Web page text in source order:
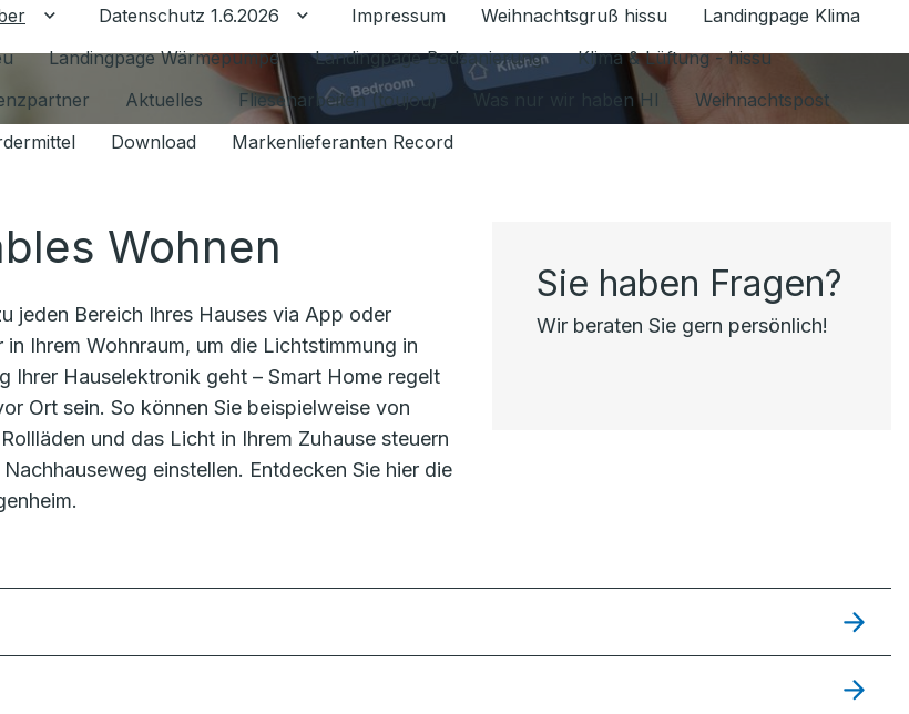
Untermenü für Ratgeber umschalten
Datenschutz 1.6.2026 Untermenü für Datenschutz 1.6.2026 umschalten
Impressum Weihnachtsgruß hissu
Landingpage Klima
Landingpage Wärmepumpe Landingpage Badsanierung
Klima & Lüftung - hissu
Aktuelles Fliesenarbeiten (toujou) Was nur wir haben HI
Weihnachtspost
Download Markenlieferanten Record
Wohnen
jeden Bereich Ihres Hauses via App oder
Ihrem Wohnraum, um die Lichtstimmung in
Ihrer Hauselektronik geht – Smart Home regelt
Ort sein. So können Sie beispielweise von
und das Licht in Ihrem Zuhause steuern
einstellen. Entdecken Sie hier die
Sie haben Fragen?
Wir beraten Sie gern persönlich!